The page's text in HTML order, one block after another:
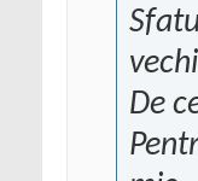
De